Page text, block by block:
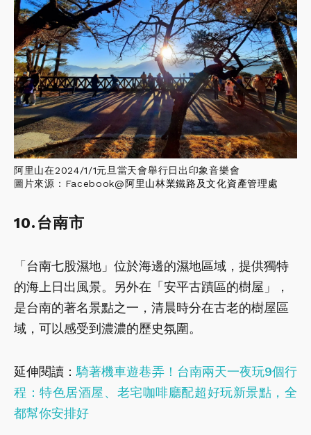
阿里山在2024/1/1元旦當天會舉行日出印象音樂會
圖片來源：Facebook@ 阿里山林業鐵路及文化資產管理處
10.台南市
「台南七股濕地」位於海邊的濕地區域，提供獨特
的海上日出風景。另外在「安平古蹟區的樹屋」，
是台南的著名景點之一，清晨時分在古老的樹屋區
域，可以感受到濃濃的歷史氛圍。
延伸閱讀：騎著機車遊巷弄！台南兩天一夜玩9個行
程：特色居酒屋、老宅咖啡廳配超好玩新景點，全
都幫你安排好